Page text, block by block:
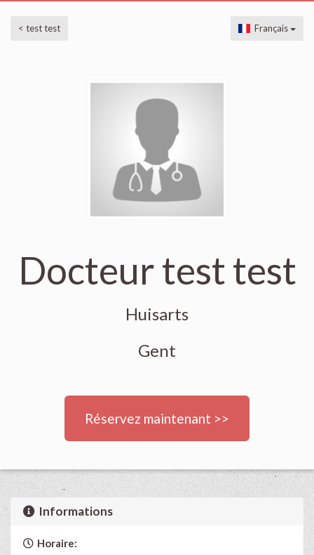
< test test Français
Docteur test test
Huisarts
Gent
Réservez maintenant >>
Informations
Horaire: